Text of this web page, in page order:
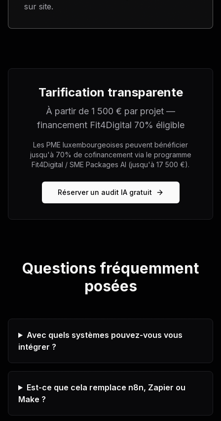
sur site.
Tarification transparente
À partir de 1 500 € par projet —
financement Fit4Digital 70% éligible
Les PME luxembourgeoises peuvent bénéficier
jusqu'à 70% de cofinancement via le programme
Fit4Digital / SME Packages AI (jusqu'à 17 500 €).
Réserver un audit IA gratuit
Questions fréquemment
posées
Avec quels systèmes pouvez-vous vous
intégrer ?
Est-ce que cela remplace n8n, Zapier ou
Make ?